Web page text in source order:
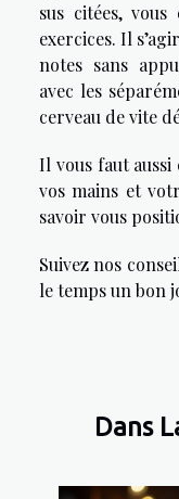
sus citées,
exercices. Il
notes sans
avec les
cerveau de vite
Il vous faut
vos mains et
savoir vous
Suivez nos
le temps un bon
Dans